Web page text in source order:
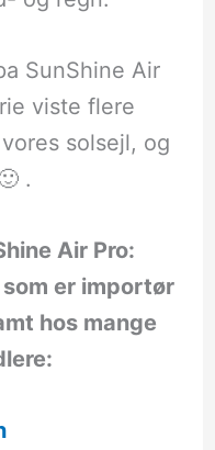
SunShine Air
viste flere
solsejl, og
.
Air Pro:
er importør
hos mange